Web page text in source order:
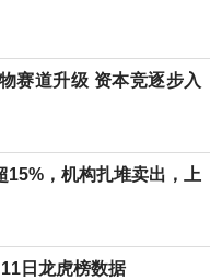
赛道升级 资本竞逐步入
15%，机构扎堆卖出，上
日龙虎榜数据